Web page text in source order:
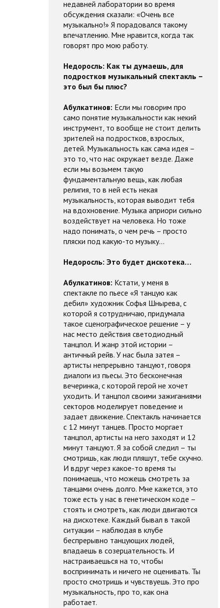
недавней лаборатории во время
обсуждения сказали: «Очень все
музыкально!» Я порадовался такому
впечатлению. Мне нравится, когда так
говорят про мою работу.
Недоросль: Как ты думаешь, для
подростков музыкальный спектакль –
это был бы плюс?
Абулкатинов: Если мы говорим про
само понятие музыкальности как некий
инструмент, то вообще не стоит делить
зрителей на подростков, взрослых,
детей. Музыкальность как сама идея –
это то, что нас окружает везде. Даже
если мы возьмем такую
фундаментальную вещь, как любая
религия, то в ней есть некая
музыкальность, которая выводит тебя
на вдохновение. Музыка априори сильно
воздействует на человека. Но тоже
надо понимать, о чем речь – просто
пляски под какую-то музыку…
Недоросль: Это будет дискотека…
Абулкатинов: Кстати, у меня в
спектакле по пьесе «Я танцую как
дебил» художник Софья Шнырева, с
которой я сотрудничаю, придумала
такое сценографическое решение – у
нас место действия светодиодный
танцпол. И жанр этой истории –
античный рейв. У нас была затея –
артисты непрерывно танцуют, говоря
диалоги из пьесы. Это бесконечная
вечеринка, с которой герой не хочет
уходить. И танцпол своими зажиганиями
секторов моделирует поведение и
задает движение. Спектакль начинается
с 12 минут танцев. Просто моргает
танцпол, артисты на него заходят и 12
минут танцуют. Я за собой следил – ты
смотришь, как люди пляшут, тебе скучно.
И вдруг через какое-то время ты
понимаешь, что можешь смотреть за
танцами очень долго. Мне кажется, это
тоже есть у нас в генетическом коде –
стоять и смотреть, как люди двигаются
на дискотеке. Каждый бывал в такой
ситуации – наблюдая в клубе
беспрерывно танцующих людей,
впадаешь в созерцательность. И
настраиваешься на то, чтобы
воспринимать и ничего не оценивать. Ты
просто смотришь и чувствуешь. Это про
музыкальность, про то, как она
работает.